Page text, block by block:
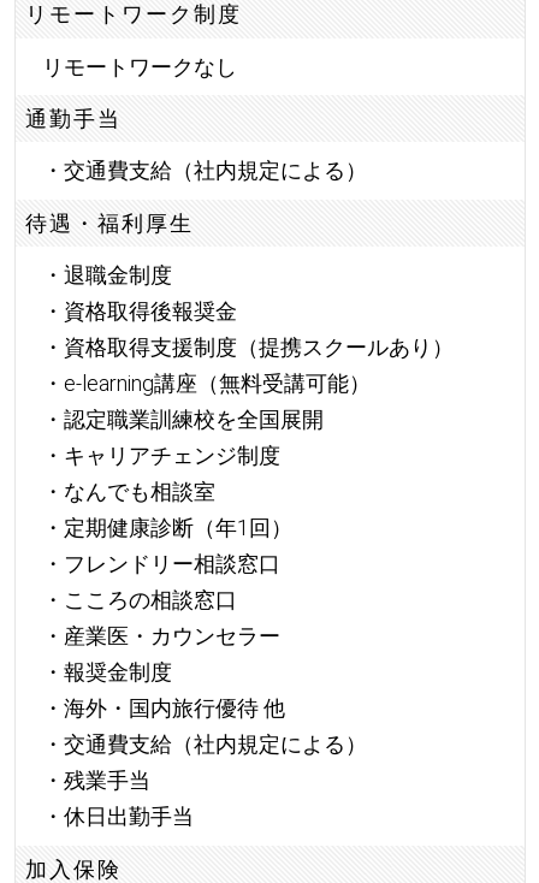
リモートワーク制度
リモートワークなし
通勤手当
・交通費支給（社内規定による）
待遇・福利厚生
・退職金制度
・資格取得後報奨金
・資格取得支援制度（提携スクールあり）
・e-learning講座（無料受講可能）
・認定職業訓練校を全国展開
・キャリアチェンジ制度
・なんでも相談室
・定期健康診断（年1回）
・フレンドリー相談窓口
・こころの相談窓口
・産業医・カウンセラー
・報奨金制度
・海外・国内旅行優待 他
・交通費支給（社内規定による）
・残業手当
・休日出勤手当
加入保険